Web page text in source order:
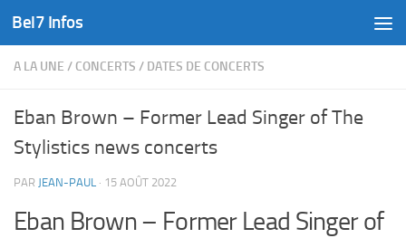
Skip to content
Bel7 Infos
A LA UNE / CONCERTS / DATES DE CONCERTS
Eban Brown – Former Lead Singer of The
Stylistics news concerts
PAR JEAN-PAUL · 15 AOÛT 2022
Eban Brown – Former Lead Singer of